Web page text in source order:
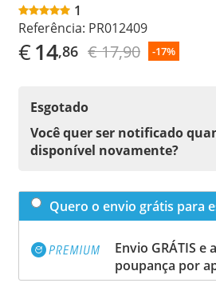
1
Referência: PR012409
€14,86 € 17,90 -17%
Esgotado
Você quer ser notificado
disponível novamente?
Quero o envio grátis para
Envio GRÁTIS e
poupança por